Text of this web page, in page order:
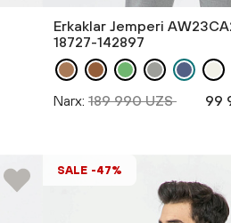
Erkaklar Jemperi
18727-142897
Narx: 189 990 UZS 99
SALE -47%